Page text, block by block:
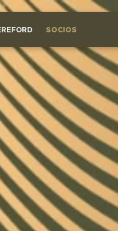
SOCIOS